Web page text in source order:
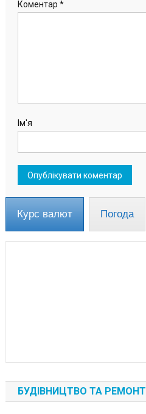
Коментар *
Ім'я
Курс валют Погода
БУДІВНИЦТВО ТА РЕМОНТ